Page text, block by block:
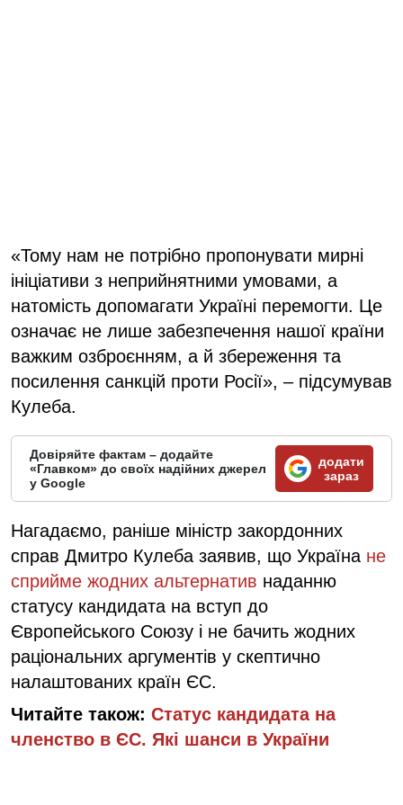
«Тому нам не потрібно пропонувати мирні
ініціативи з неприйнятними умовами, а
натомість допомагати Україні перемогти. Це
означає не лише забезпечення нашої країни
важким озброєнням, а й збереження та
посилення санкцій проти Росії», – підсумував
Кулеба.
Довіряйте фактам – додайте
«Главком» до своїх надійних джерел
у Google
додати
зараз
Нагадаємо, раніше міністр закордонних
справ Дмитро Кулеба заявив, що Україна не
сприйме жодних альтернатив наданню
статусу кандидата на вступ до
Європейського Союзу і не бачить жодних
раціональних аргументів у скептично
налаштованих країн ЄС.
Читайте також: Статус кандидата на
членство в ЄС. Які шанси в України